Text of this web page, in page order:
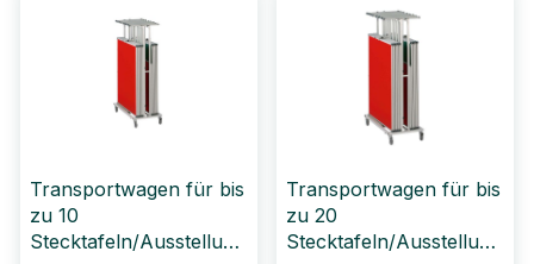
Transportwagen für bis
zu 10
Stecktafeln/Ausstellung
Transportwagen für bis
zu 20
Stecktafeln/Ausstellung